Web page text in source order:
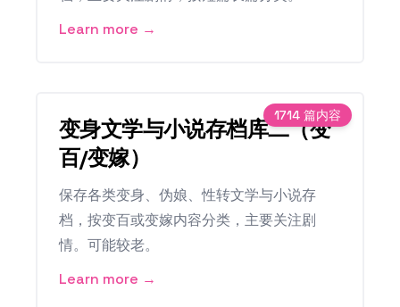
Learn more →
1714 篇内容
变身文学与小说存档库二（变
百/变嫁）
保存各类变身、伪娘、性转文学与小说存
档，按变百或变嫁内容分类，主要关注剧
情。可能较老。
Learn more →